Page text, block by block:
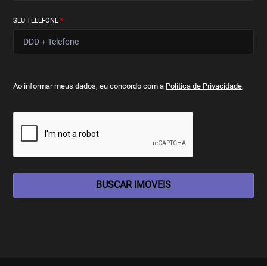
SEU TELEFONE*
Ao informar meus dados, eu concordo com a Política de Privacidade.
BUSCAR IMOVEIS